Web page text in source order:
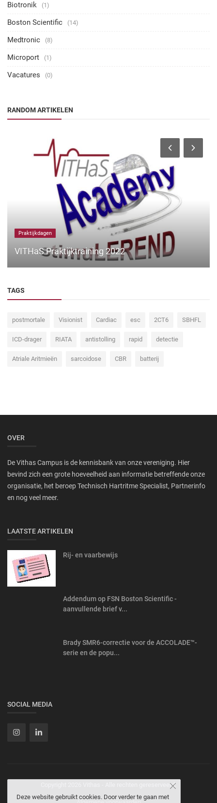
Biotronik (1)
Boston Scientific (14)
Medtronic (8)
Microport (1)
Vacatures (0)
RANDOM ARTIKELEN
Praktijkdagen
VITHaS Praktijktraining 2022
TAGS
postmortale Visionist Cardiac esc 2CT6 SBHFL
ICD-drager RIATA antistolling rapid detectie
Atriale Aritmieën sarcoidose CBR batterij
OVER
De Vithas Campus is de kennisbank van onze vereniging. Hier
bevind zich een grote hoeveelheid aan informatie betreffende onze
organisatie, het beroep Technisch Hartritme Specialist, Partnerinfo
en nog veel meer.
LAATSTE ARTIKELEN
Rij- en vaarbewijs
Addendum op FSN Boston Scientific -
aanvullende brief v...
Brady SMR6-correctie voor de ACCOLADE™-
serie en de popu...
SOCIAL MEDIA
Copyright 2026 Vithas - Alle rechten gereserveerd.
Deze website gebruikt cookies. Door verder te gaan met